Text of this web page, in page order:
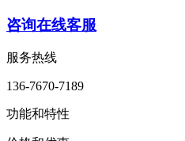
咨询在线客服
服务热线
136-7670-7189
功能和特性